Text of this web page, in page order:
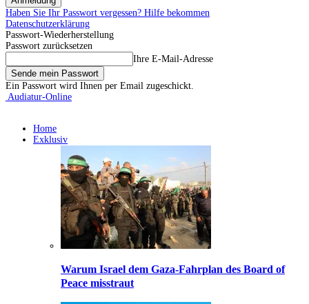
Haben Sie Ihr Passwort vergessen? Hilfe bekommen
Datenschutzerklärung
Passwort-Wiederherstellung
Passwort zurücksetzen
Ihre E-Mail-Adresse
Ein Passwort wird Ihnen per Email zugeschickt.
Audiatur-Online
Home
Exklusiv
Warum Israel dem Gaza-Fahrplan des Board of
Peace misstraut